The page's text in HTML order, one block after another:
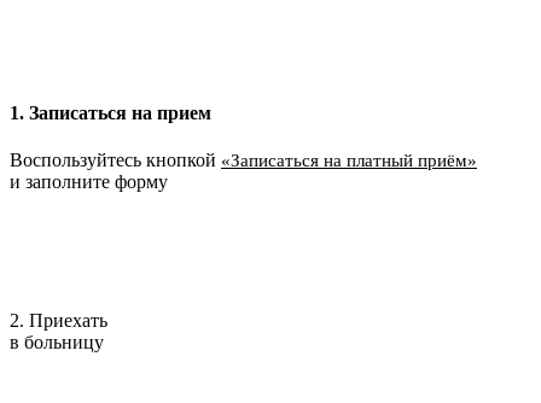
1. Записаться на прием
Воспользуйтесь кнопкой «Записаться на платный приём»
и заполните форму
2. Приехать
в больницу